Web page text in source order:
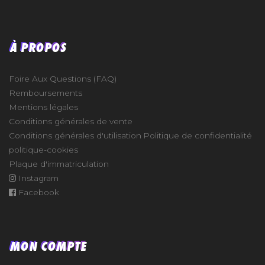
À PROPOS
Foire Aux Questions (FAQ)
Remboursements
Mentions légales
Conditions générales de vente
Conditions générales d'utilisation Politique de confidentialité
politique-cookies
Plaque d'immatriculation
Instagram
Facebook
MON COMPTE